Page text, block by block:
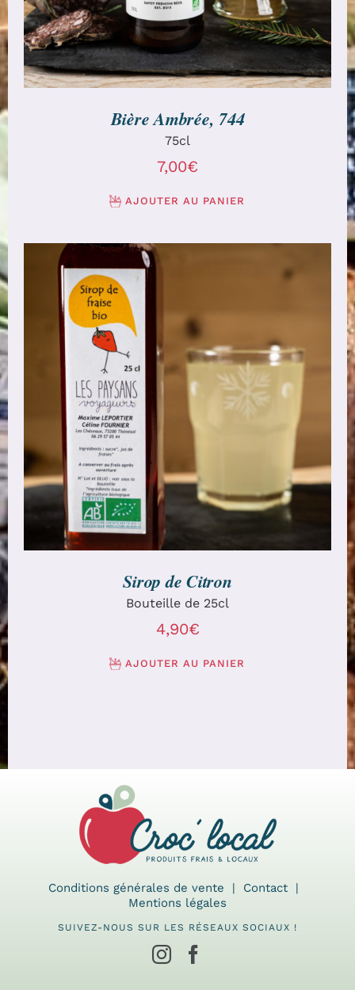
Bière Ambrée, 744
75cl
7,00€
AJOUTER AU PANIER
AJOUTER AU PANIER DÉTAILS
Sirop de Citron
Bouteille de 25cl
4,90€
AJOUTER AU PANIER
Conditions générales de vente
Contact
Mentions légales
SUIVEZ-NOUS SUR LES RÉSEAUX SOCIAUX !